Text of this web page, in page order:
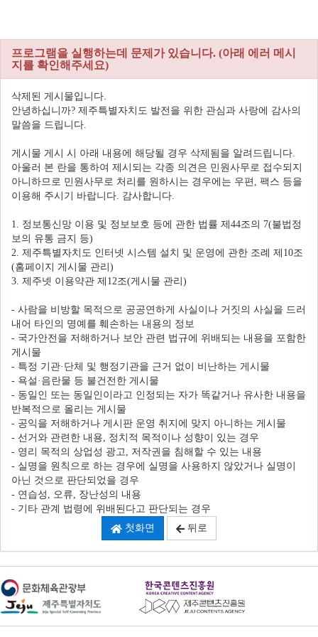
로
가
기
프로그램을 실행하는데 문제가 있습니다. (아래 에러 메시
지를 확인해주세요)
삭제된 게시물입니다.
안녕하십니까? 제주특별자치도 발전을 위한 관심과 사랑에 감사의
말씀을 드립니다.
게시물 게시 시 아래 내용에 해당될 경우 삭제됨을 알려드립니다.
아울러 본 란을 통하여 제시되는 각종 의견은 민원사무로 접수되지
아니하므로 민원사무로 처리를 원하시는 경우에는 우편, 팩스 등을
이용해 주시기 바랍니다. 감사합니다.
1. 정보통신망 이용 및 정보보호 등에 관한 법률 제44조의 7(불법정
보의 유통 금지 등)
2. 제주특별자치도 인터넷 시스템 설치 및 운영에 관한 조례 제10조
(홈페이지 게시물 관리)
3. 제주넷 이용약관 제12조(게시물 관리)
- 사람을 비방할 목적으로 공공연하게 사실이나 거짓의 사실을 드러
내어 타인의 명예를 훼손하는 내용의 정보
- 국가안전을 저해하거나 보안 관련 법규에 위배되는 내용을 포함한
게시물
- 특정 기관·단체 및 행정기관을 근거 없이 비난하는 게시물
- 욕설·음란물 등 불건전한 게시물
- 동일인 또는 동일인이라고 인정되는 자가 똑같거나 유사한 내용을
반복적으로 올리는 게시물
- 공익을 저해하거나 게시판 운영 취지에 맞지 아니하는 게시물
- 선거와 관련한 내용, 정치적 목적이나 성향이 있는 경우
- 영리 목적의 상업성 광고, 저작권을 침해할 수 있는 내용
- 실명을 원칙으로 하는 경우에 실명을 사용하지 않았거나 실명이
아닌 것으로 판단되었을 경우
- 연습성, 오류, 장난성의 내용
- 기타 관계 법령에 위배된다고 판단되는 경우
첫화면
뒤로